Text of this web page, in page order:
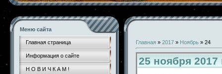
Меню сайта
Главная страница
Информация о сайте
Н О В И Ч К А М !
Главная » 2017 » Ноябрь » 24
25 ноября 2017